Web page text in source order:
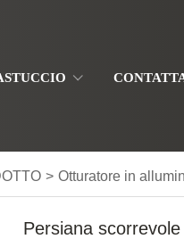
> Otturatore in
Persiana